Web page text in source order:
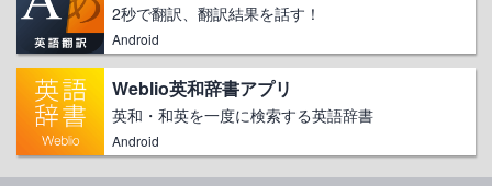
2秒で翻訳、翻訳結果を話す！
Android
Weblio英和辞書アプリ
英和・和英を一度に検索する英語辞書
Android